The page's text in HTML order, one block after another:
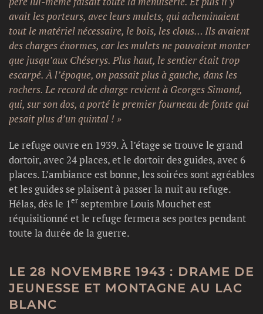
avait les porteurs, avec leurs mulets, qui acheminaient
tout le matériel nécessaire, le bois, les clous… Ils avaient
des charges énormes, car les mulets ne pouvaient monter
que jusqu’aux Chéserys. Plus haut, le sentier était trop
escarpé. À l’époque, on passait plus à gauche, dans les
rochers. Le record de charge revient à Georges Simond,
qui, sur son dos, a porté le premier fourneau de fonte qui
pesait plus d’un quintal ! »
Le refuge ouvre en 1939. À l’étage se trouve le grand
dortoir, avec 24 places, et le dortoir des guides, avec 6
places. L’ambiance est bonne, les soirées sont agréables
et les guides se plaisent à passer la nuit au refuge.
Hélas, dès le 1er septembre Louis Mouchet est
réquisitionné et le refuge fermera ses portes pendant
toute la durée de la guerre.
LE 28 NOVEMBRE 1943 : DRAME DE
JEUNESSE ET MONTAGNE AU LAC
BLANC